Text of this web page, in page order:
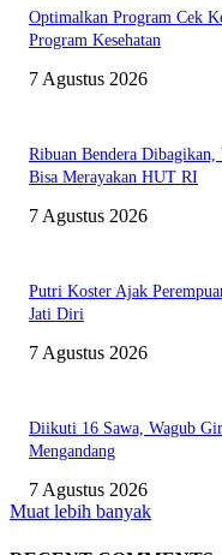
Optimalkan Program Cek
Program Kesehatan
7 Agustus 2026
Ribuan Bendera
Bisa Merayakan HUT RI
7 Agustus 2026
Putri Koster Ajak
Jati Diri
7 Agustus 2026
Diikuti 16 Sawa, Wagub
Mengandang
7 Agustus 2026
Muat lebih banyak